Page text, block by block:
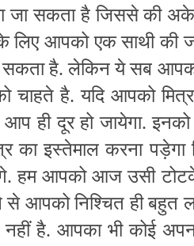
जा सकता है जिससे की
आपको एक साथी की
हो सकता है. लेकिन ये सब
चाहते है. यदि आपको मित्र,
ही दूर हो जायेगा.
का इस्तेमाल करना
हम आपको आज उसी
से आपको निश्चित ही बहुत
है. आपका भी कोई